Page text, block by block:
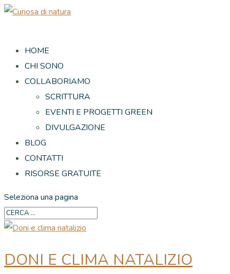
HOME
CHI SONO
COLLABORIAMO
SCRITTURA
EVENTI E PROGETTI GREEN
DIVULGAZIONE
BLOG
CONTATTI
RISORSE GRATUITE
Seleziona una pagina
DONI E CLIMA NATALIZIO